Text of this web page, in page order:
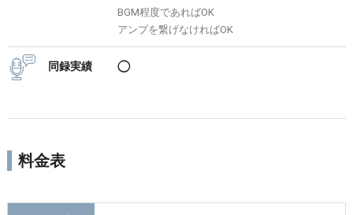
BGM程度であればOK
アンプを繋げなければOK
同録実績 ◯
料金表